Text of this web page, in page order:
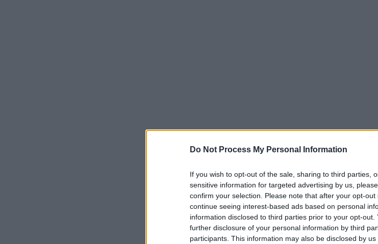
Do Not Process My Personal Information
If you wish to opt-out of the sale, sharing to third parties,
sensitive information for targeted advertising by us,
confirm your selection. Please note that after your opt-
continue seeing interest-based ads based on personal
information disclosed to third parties prior to your opt-
further disclosure of your personal information by third
participants. This information may also be disclosed by